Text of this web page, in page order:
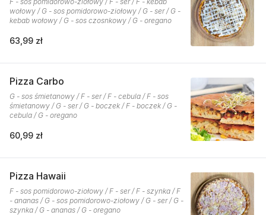
wołowy / G - sos pomidorowo-ziołowy / G - ser / G -
kebab wołowy / G - sos czosnkowy / G - oregano
63,99 zł
Pizza Carbo
G - sos śmietanowy / F - ser / F - cebula / F - sos
śmietanowy / G - ser / G - boczek / F - boczek / G -
cebula / G - oregano
60,99 zł
Pizza Hawaii
F - sos pomidorowo-ziołowy / F - ser / F - szynka / F
- ananas / G - sos pomidorowo-ziołowy / G - ser / G -
szynka / G - ananas / G - oregano